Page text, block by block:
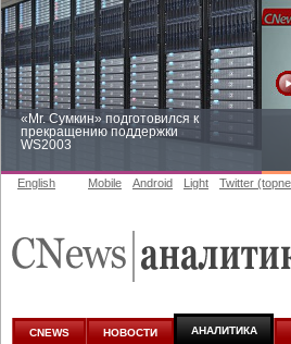
«Mr. Сумкин» подготовился к
прекращению поддержки
WS2003
аналитике
English Mobile Android Light Twitter
CNEWS НОВОСТИ АНАЛИТИКА